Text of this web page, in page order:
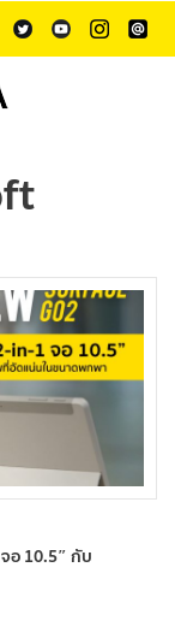
อ 10.5″ กับ